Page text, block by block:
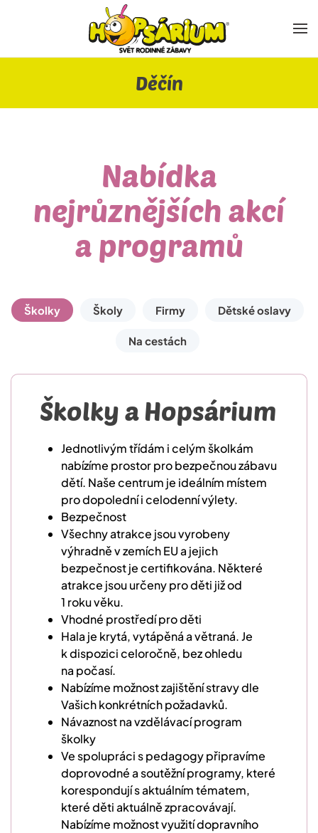
Skip to main content
Děčín
Nabídka
nejrůznějších akcí
a programů
Školky Školy Firmy Dětské oslavy
Na cestách
Školky a Hopsárium
Jednotlivým třídám i celým školkám
nabízíme prostor pro bezpečnou zábavu
dětí. Naše centrum je ideálním místem
pro dopolední i celodenní výlety.
Bezpečnost
Všechny atrakce jsou vyrobeny
výhradně v zemích EU a jejich
bezpečnost je certifikována. Některé
atrakce jsou určeny pro děti již od
1 roku věku.
Vhodné prostředí pro děti
Hala je krytá, vytápěná a větraná. Je
k dispozici celoročně, bez ohledu
na počasí.
Nabízíme možnost zajištění stravy dle
Vašich konkrétních požadavků.
Návaznost na vzdělávací program
školky
Ve spolupráci s pedagogy připravíme
doprovodné a soutěžní programy, které
korespondují s aktuálním tématem,
které děti aktuálně zpracovávají.
Nabízíme možnost využití dopravního